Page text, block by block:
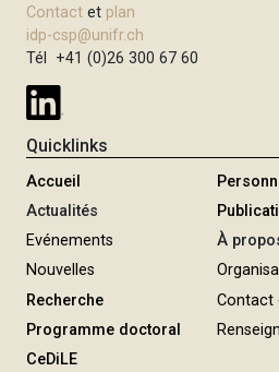
Contact et plan
idp-csp@unifr.ch
Tél +41 (0)26 300 67 60
Quicklinks
Accueil
Actualités
Evénements
Nouvelles
Recherche
Programme doctoral
CeDiLE
À
Contact